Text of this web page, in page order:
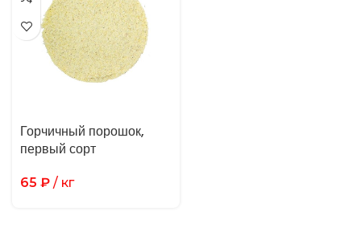
Горчичный порошок,
первый сорт
65 ₽ / кг